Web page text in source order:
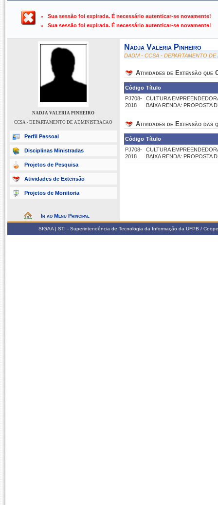
Sua sessão foi expirada. É necessário autenticar-se novamente!
Sua sessão foi expirada. É necessário autenticar-se novamente!
NADJA VALERIA PINHEIRO
CCSA - DEPARTAMENTO DE ADMINISTRACAO
Perfil Pessoal
Disciplinas Ministradas
Projetos de Pesquisa
Atividades de Extensão
Projetos de Monitoria
Ir ao Menu Principal
Nadja Valeria Pinheiro
DADM - CCSA - DEPARTAMENTO
Atividades de Extensão que
Código Título
PJ708-
2018
CULTURA
BAIXA RENDA: PROPOSTA
Atividades de Extensão das
Código Título
PJ708-
2018
CULTURA
BAIXA RENDA: PROPOSTA
SIGAA | STI - Superintendência de Tecnologia da Informação da UFPB /